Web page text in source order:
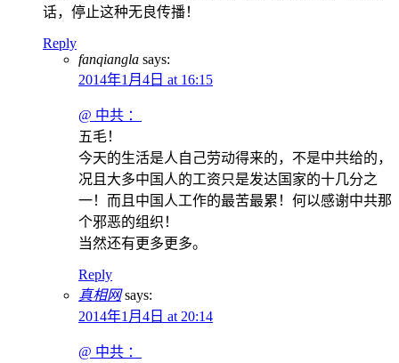
话，停止这种无良传播！
Reply
fanqiangla says:
2014年1月4日 at 16:15
@ 中共 ：
五毛！
今天的生活是人自己劳动得来的，不是中共给的，
况且大多中国人的工资只是发达国家的十几分之
一！而且中国人工作的最苦最累！何以感谢中共那
个邪恶的组织！
当然还有更多更多。
Reply
真相网 says:
2014年1月4日 at 20:14
@ 中共 ：